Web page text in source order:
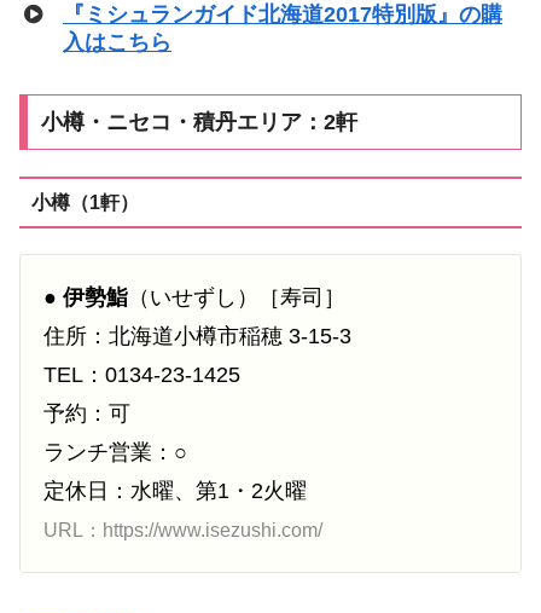
『ミシュランガイド北海道2017特別版』の購
入はこちら
小樽・ニセコ・積丹エリア：2軒
小樽（1軒）
● 伊勢鮨 （いせずし）［寿司］
住所：北海道小樽市稲穂 3-15-3
TEL：0134-23-1425
予約：可
ランチ営業：○
定休日：水曜、第1・2火曜
URL：https://www.isezushi.com/